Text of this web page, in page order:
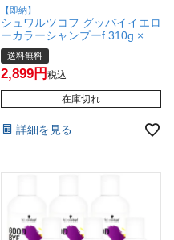
【即納】
シュワルツコフ グッバイイエロ
ーカラーシャンプーf 310g × 3
本セット ブリーチ後の黄ばみ消
し&カラーのメンテナンスに
【紫シャンプー/ムラシャ
【宅配便送料無料】 (6042957-
送料無料
2,899 税込
在庫切れ
詳細を見る